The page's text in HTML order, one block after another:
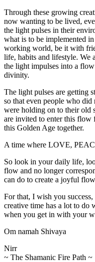
Through these growing
now wanting to be lived,
the light pulses in their
what is to be implemented
working world, be it with
life, habits and lifestyle. We
the light impulses into a
divinity.
The light pulses are getting
so that even people who
were holding on to their old
are invited to enter this flow
this Golden Age together.
A time where LOVE,
So look in your daily life,
flow and no longer
can do to create a joyful
For that, I wish you
creative time has a lot to do
when you get in with your
Om namah Shivaya
Nirr
~ The Shamanic Fire Path ~